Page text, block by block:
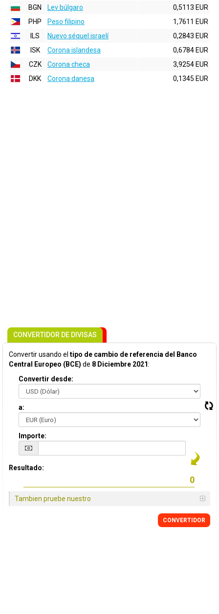
BGN
Lev búlgaro
0,5113 EUR
PHP
Peso filipino
1,7611 EUR
ILS
Nuevo séquel israelí
0,2843 EUR
ISK
Corona islandesa
0,6784 EUR
CZK
Corona checa
3,9254 EUR
DKK
Corona danesa 0,1345 EUR
CONVERTIDOR DE DIVISAS
Convertir usando el tipo de cambio de referencia del Banco
Central Europeo (BCE) de 8 Diciembre 2021:
Convertir desde:
a:
Importe:
Resultado:
Tambien pruebe nuestro
CONVERTIDOR